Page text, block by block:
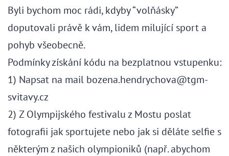
Byli bychom moc rádi, kdyby “volňásky”
doputovali právě k vám, lidem milující sport a
pohyb všeobecně.
Podmínky získání kódu na bezplatnou vstupenku:
1) Napsat na mail bozena.hendrychova@tgm-
svitavy.cz
2) Z Olympijského festivalu z Mostu poslat
fotografii jak sportujete nebo jak si děláte selfie s
některým z našich olympioniků (např. abychom